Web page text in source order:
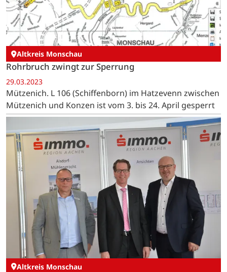
Altkreis Monschau
Rohrbruch zwingt zur Sperrung
29.03.2023
Mützenich. L 106 (Schiffenborn) im Hatzevenn zwischen
Mützenich und Konzen ist vom 3. bis 24. April gesperrt
Altkreis Monschau